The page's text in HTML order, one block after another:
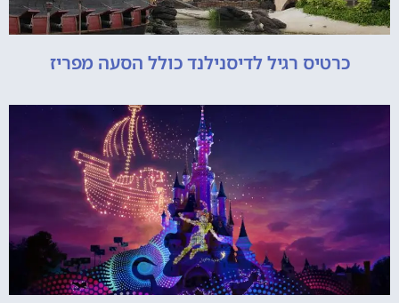
כרטיס רגיל לדיסנילנד כולל הסעה מפריז